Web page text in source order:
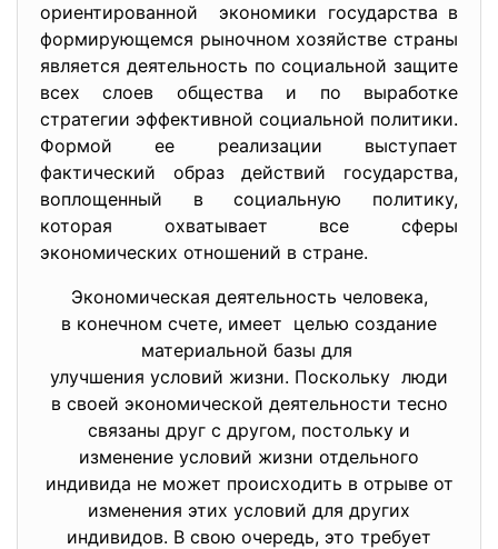
ориентированной экономики государства в
формирующемся рыночном хозяйстве страны
является деятельность по социальной защите
всех слоев общества и по выработке
стратегии эффективной социальной политики.
Формой ее реализации выступает
фактический образ действий государства,
воплощенный в социальную политику,
которая охватывает все сферы
экономических отношений в стране.
Экономическая деятельность человека,
в конечном счете, имеет целью создание
материальной базы для
улучшения условий жизни. Поскольку люди
в своей экономической деятельности тесно
связаны друг с другом, постольку и
изменение условий жизни отдельного
индивида не может происходить в отрыве от
изменения этих условий для других
индивидов. В свою очередь, это требует